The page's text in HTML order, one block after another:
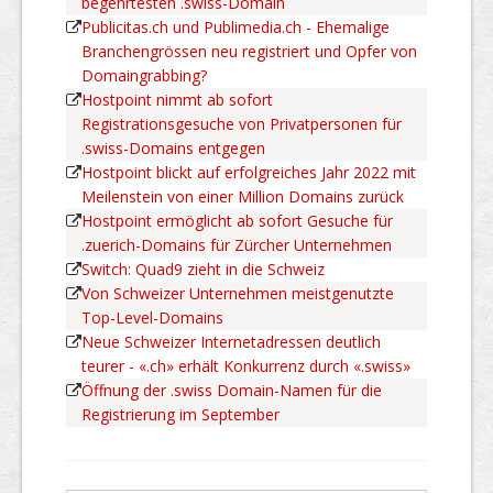
Publicitas.ch und Publimedia.ch - Ehemalige
Branchengrössen neu registriert und Opfer von
Domaingrabbing?
Hostpoint nimmt ab sofort
Registrationsgesuche von Privatpersonen für
.swiss-Domains entgegen
Hostpoint blickt auf erfolgreiches Jahr 2022 mit
Meilenstein von einer Million Domains zurück
Hostpoint ermöglicht ab sofort Gesuche für
.zuerich-Domains für Zürcher Unternehmen
Switch: Quad9 zieht in die Schweiz
Von Schweizer Unternehmen meistgenutzte
Top-Level-Domains
Neue Schweizer Internetadressen deutlich
teurer - «.ch» erhält Konkurrenz durch «.swiss»
Öffnung der .swiss Domain-Namen für die
Registrierung im September